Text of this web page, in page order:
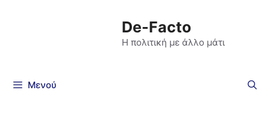
De-Facto
Η πολιτική με άλλο μάτι
Μενού